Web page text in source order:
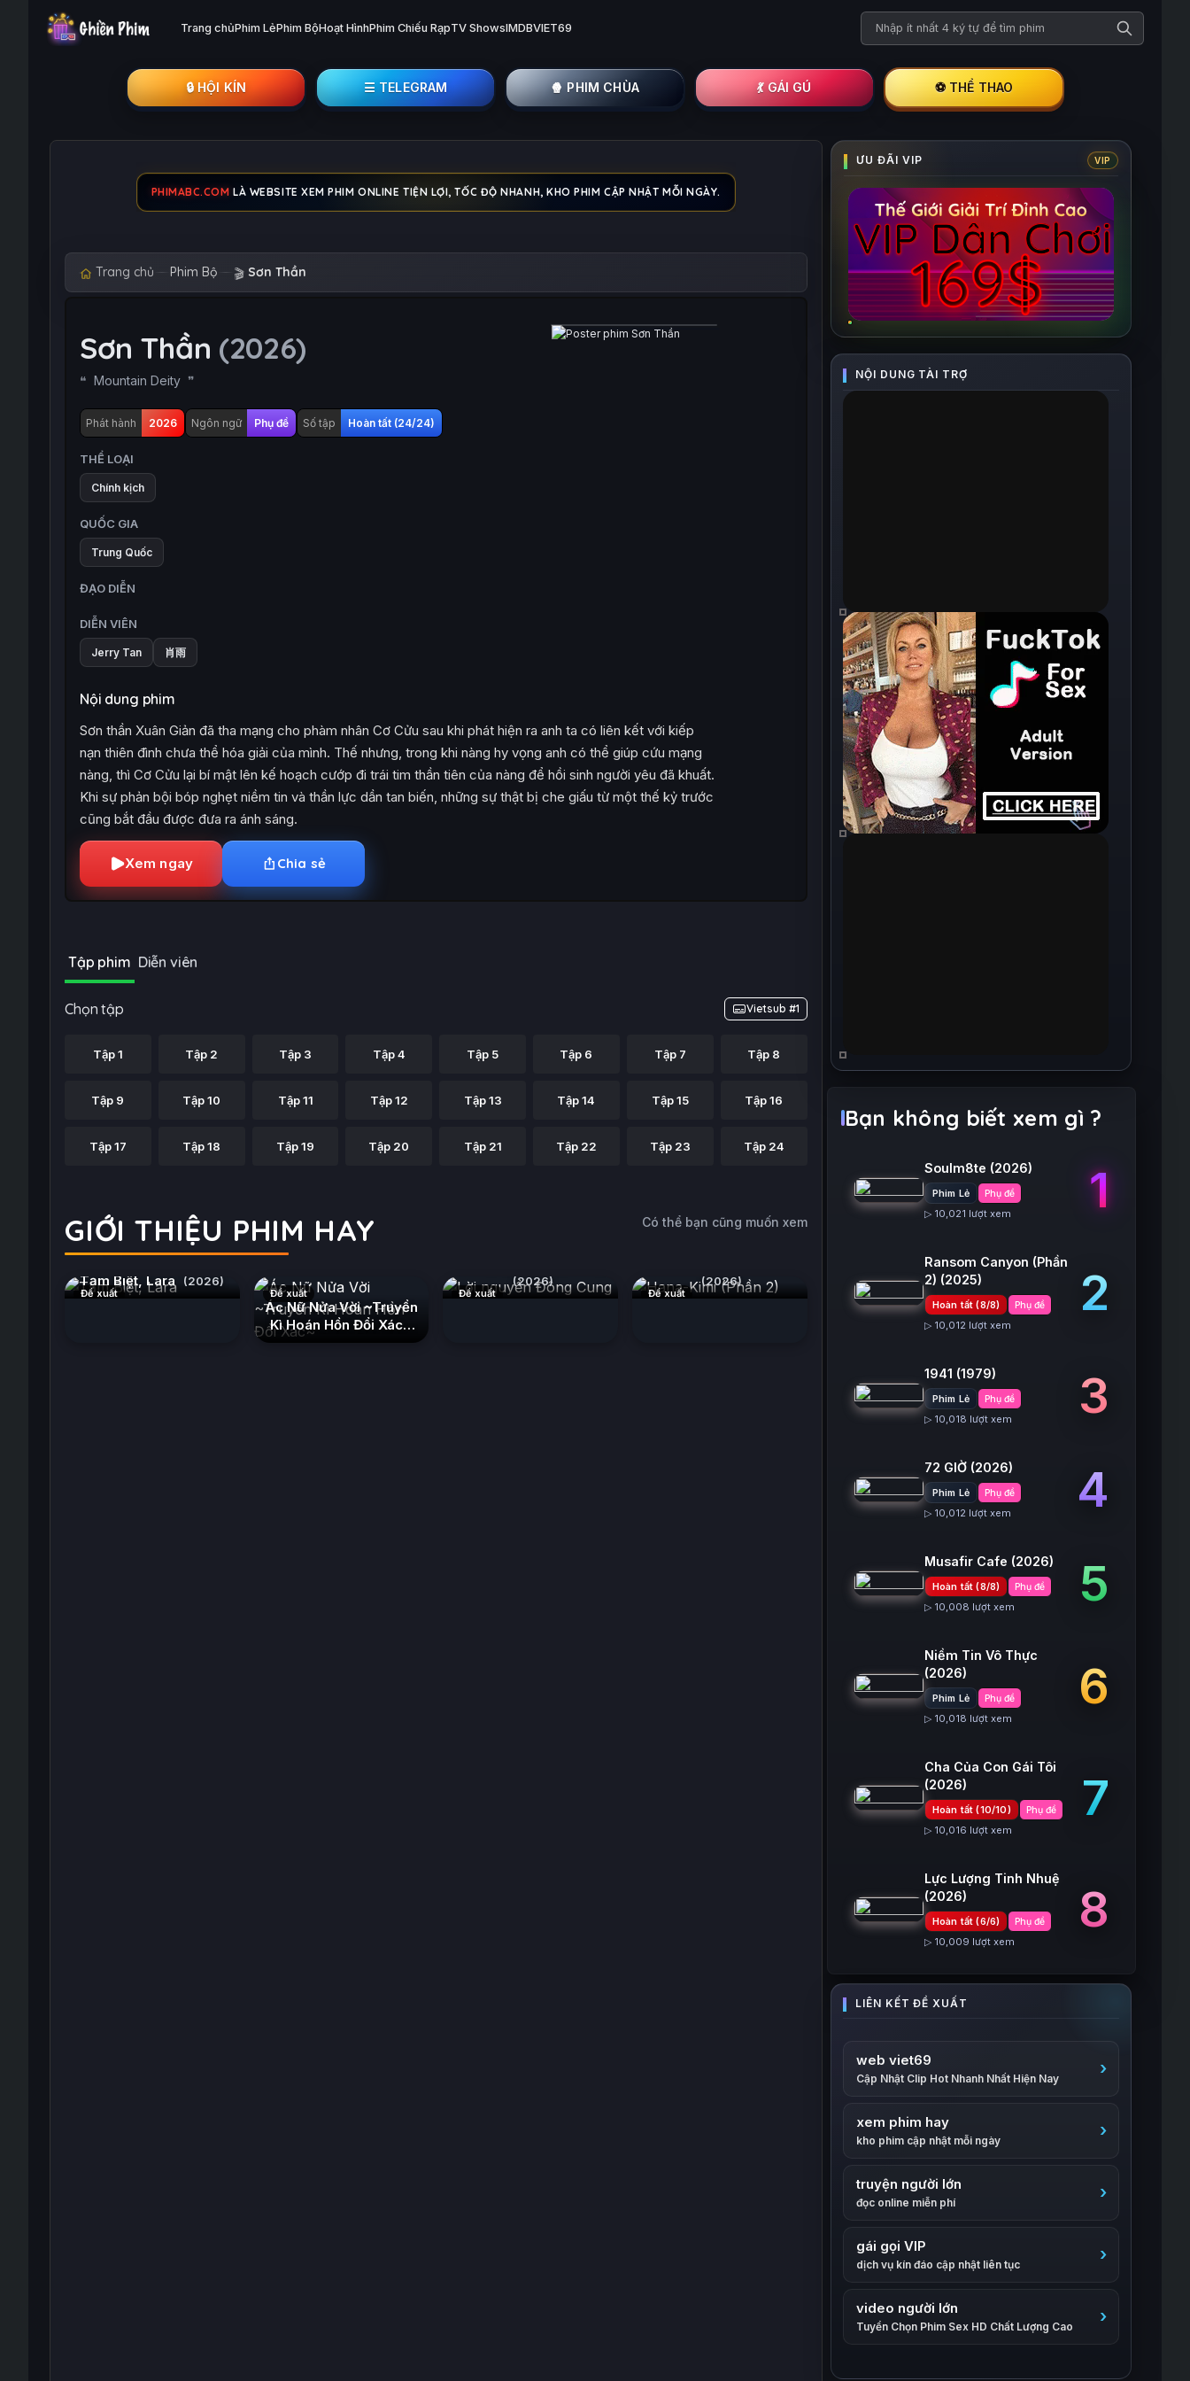
Trang chủPhim LẻPhim BộHoạt HìnhPhim Chiếu RạpTV ShowsIMDBVIET69 Tìm kiếm phim
🔒︎ HỘI KÍN ☰ TELEGRAM 🍿 PHIM CHÙA 💃 GÁI GÚ ⚽ THỂ THAO
PHIMABC.COM LÀ WEBSITE XEM PHIM ONLINE TIỆN LỢI, TỐC ĐỘ NHANH, KHO PHIM CẬP NHẬT MỖI NGÀY.
Trang chủ Phim Bộ 🎬 Sơn Thần
Sơn Thần (2026)
Mountain Deity
Phát hành 2026 Ngôn ngữ Phụ đề Số tập Hoàn tất (24/24)
THỂ LOẠI
Chính kịch
QUỐC GIA
Trung Quốc
ĐẠO DIỄN
DIỄN VIÊN
Jerry Tan 肖雨
Nội dung phim
Sơn thần Xuân Giản đã tha mạng cho phàm nhân Cơ Cửu sau khi phát hiện ra anh ta có liên kết với kiếp
nạn thiên đình chưa thể hóa giải của mình. Thế nhưng, trong khi nàng hy vọng anh có thể giúp cứu mạng
nàng, thì Cơ Cửu lại bí mật lên kế hoạch cướp đi trái tim thần tiên của nàng để hồi sinh người yêu đã khuất.
Khi sự phản bội bóp nghẹt niềm tin và thần lực dần tan biến, những sự thật bị che giấu từ một thế kỷ trước
cũng bắt đầu được đưa ra ánh sáng.
Xem ngay Chia sẻ
Tập phim Diễn viên
Chọn tập Vietsub #1
Tập 1 Tập 2 Tập 3 Tập 4 Tập 5 Tập 6 Tập 7 Tập 8
Tập 9 Tập 10 Tập 11 Tập 12 Tập 13 Tập 14 Tập 15 Tập 16
Tập 17 Tập 18 Tập 19 Tập 20 Tập 21 Tập 22 Tập 23 Tập 24
GIỚI THIỆU PHIM HAY Có thể bạn cũng muốn xem
Đề xuất
Tạm Biệt, Lara (2026)
Đề xuất
Ác Nữ Nửa Vời ~Truyền
Kì Hoán Hồn Đổi Xác~
(2026)
Đề xuất
(2026)
Đề xuất
(2026)
Bạn không biết xem gì ?
Soulm8te (2026)
Phim Lẻ Phụ đề
▷ 10,021 lượt xem 1
Ransom Canyon (Phần
2) (2025)
Hoàn tất (8/8) Phụ đề
▷ 10,012 lượt xem
2
1941 (1979)
Phim Lẻ Phụ đề
▷ 10,018 lượt xem 3
72 GIỜ (2026)
Phim Lẻ Phụ đề
▷ 10,012 lượt xem 4
Musafir Cafe (2026)
Hoàn tất (8/8) Phụ đề
▷ 10,008 lượt xem 5
Niềm Tin Vô Thực
(2026)
Phim Lẻ Phụ đề
▷ 10,018 lượt xem
6
Cha Của Con Gái Tôi
(2026)
Hoàn tất (10/10) Phụ đề
▷ 10,016 lượt xem
7
Lực Lượng Tinh Nhuệ
(2026)
Hoàn tất (6/6) Phụ đề
▷ 10,009 lượt xem
8
web viet69
Cập Nhật Clip Hot Nhanh Nhất Hiện Nay
xem phim hay
kho phim cập nhật mỗi ngày
truyện người lớn
đọc online miễn phí
gái gọi VIP
dịch vụ kín đáo cập nhật liên tục
video người lớn
Tuyển Chọn Phim Sex HD Chất Lượng Cao